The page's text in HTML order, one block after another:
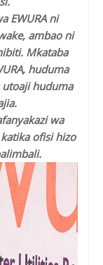
EWURA ni
ambao ni
Mkataba
huduma
huduma
wa
ofisi hizo